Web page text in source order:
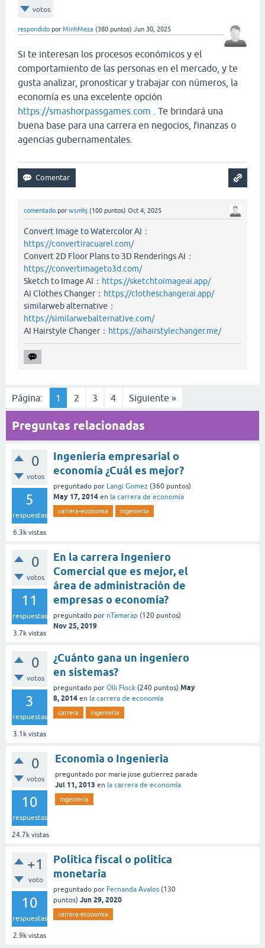
votos
respondido por MinhMeza (380 puntos) Jun 30, 2025
Si te interesan los procesos económicos y el
comportamiento de las personas en el mercado, y te
gusta analizar, pronosticar y trabajar con números, la
economía es una excelente opción
https://smashorpassgames.com . Te brindará una
buena base para una carrera en negocios, finanzas o
agencias gubernamentales.
comentado por wsmhj (100 puntos) Oct 4, 2025
Convert Image to Watercolor AI：
https://convertiracuarel.com/
Convert 2D Floor Plans to 3D Renderings AI：
https://convertimageto3d.com/
Sketch to Image AI： https://sketchtoimageai.app/
AI Clothes Changer： https://clotheschangerai.app/
similarweb alternative：
https://similarwebalternative.com/
AI Hairstyle Changer： https://aihairstylechanger.me/
Página: 1 2 3 4 Siguiente »
Preguntas relacionadas
0
votos
5
respuestas
6.3k vistas
Ingeniería empresarial o
economía ¿Cuál es mejor?
preguntado por Langi Gomez (360 puntos)
May 17, 2014 en la carrera de economía
carrera-economia ingeniería
0
votos
11
respuestas
3.7k vistas
En la carrera Ingeniero
Comercial que es mejor, el
área de administración de
empresas o economía?
preguntado por nTamarap (120 puntos)
Nov 25, 2019
0
votos
3
respuestas
3.1k vistas
¿Cuánto gana un ingeniero
en sistemas?
preguntado por Olli Flock (240 puntos) May
8, 2014 en la carrera de economía
carrera ingeniería
0
votos
10
respuestas
24.7k vistas
Economia o Ingenieria
preguntado por maria jose gutierrez parada
Jul 11, 2013 en la carrera de economía
ingeniería
+1
voto
10
respuestas
2.9k vistas
Politica fiscal o politica
monetaria
preguntado por Fernanda Avalos (130
puntos) Jun 29, 2020
carrera-economia